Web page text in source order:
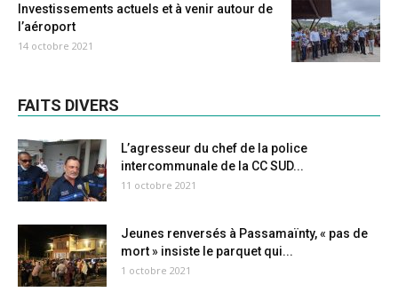
Investissements actuels et à venir autour de
l’aéroport
14 octobre 2021
FAITS DIVERS
L’agresseur du chef de la police
intercommunale de la CC SUD...
11 octobre 2021
Jeunes renversés à Passamaïnty, « pas de
mort » insiste le parquet qui...
1 octobre 2021